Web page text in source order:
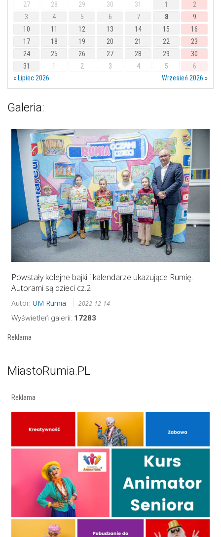
27
28 29 30 31 1
2
3
4 5 6 7 8
9
10
11 12 13 14 15
16
17
18 19 20 21 22
23
24
25 26 27 28 29
30
31
1 2 3 4 5
6
« Lipiec 2026
Wrzesień 2026 »
Galeria:
Powstały kolejne bajki i kalendarze ukazujące Rumię.
Autorami są dzieci cz.2
Autor: UM Rumia 2022-12-14
Wyświetleń galerii: 17283
Reklama
MiastoRumia.PL
Reklama